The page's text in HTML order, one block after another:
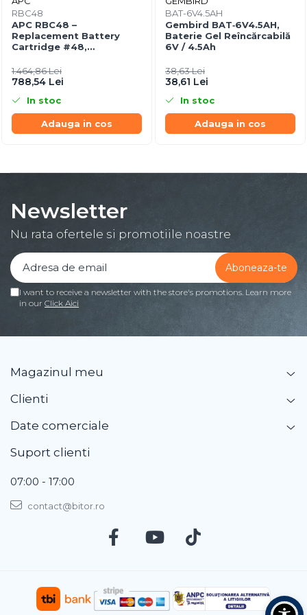
RBC48
APC RBC48 –
Replacement Battery
Cartridge #48,
Hot‑Swappable
1.464,86 Lei
788,54 Lei
In stoc
Adauga in cos
BAT-6V4.5AH
Gembird BAT‑6V4.5AH,
Baterie Gel Reîncărcabilă
6V / 4.5Ah
38,63 Lei
38,61 Lei
In stoc
Adauga in cos
Newsletter
Nu rata ofertele si promotiile noastre
I want to receive a newsletter with the store's promotions. Learn more
in our Click Aici
Magazinul meu
Clienti
Date comerciale
Suport clienti
07:00 - 17:00
contact@bitor.ro